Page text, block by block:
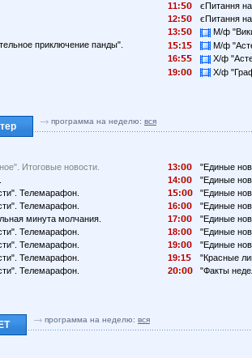
приключение панды".
11:
єПитання
12:
єПитання
13:
М/ф
1
:1
М/ф
16:
Х/ф
19:
Х/ф
программа на неделю: вся
Итоговые новости.
Телемарафон.
Телемарафон.
минута молчания.
Телемарафон.
Телемарафон.
Телемарафон.
Телемарафон.
13:
"Единые
14:
"Единые
1
:
"Единые
16:
"Единые
17:
"Единые
18:
"Единые
19:
"Единые
19:1
"Красные
2
: "Факты
программа на неделю: вся